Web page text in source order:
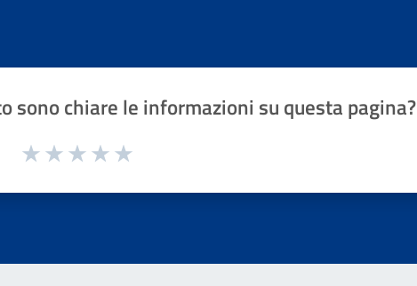
sono chiare le informazioni su questa pagina?
1 a 5 stelle la pagina